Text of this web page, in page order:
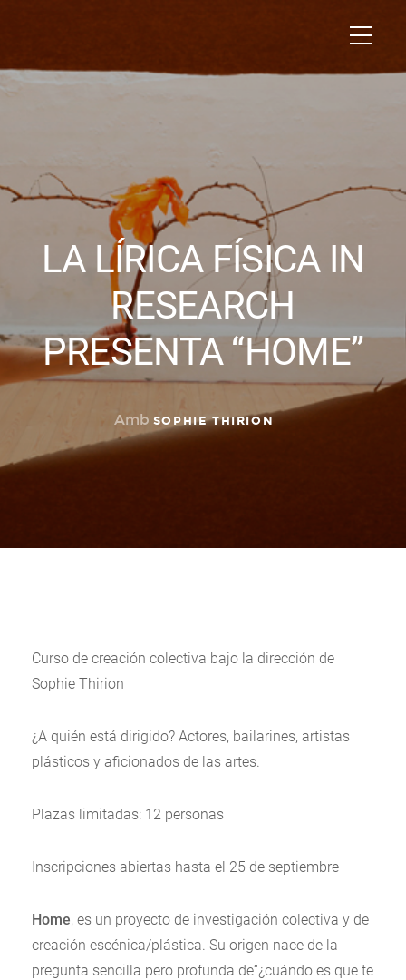
LA LÍRICA FÍSICA IN
RESEARCH
PRESENTA “HOME”
Amb SOPHIE THIRION
Curso de creación colectiva bajo la dirección de
Sophie Thirion
¿A quién está dirigido? Actores, bailarines, artistas
plásticos y aficionados de las artes.
Plazas limitadas: 12 personas
Inscripciones abiertas hasta el 25 de septiembre
Home, es un proyecto de investigación colectiva y de
creación escénica/plástica. Su origen nace de la
pregunta sencilla pero profunda de“¿cuándo es que te